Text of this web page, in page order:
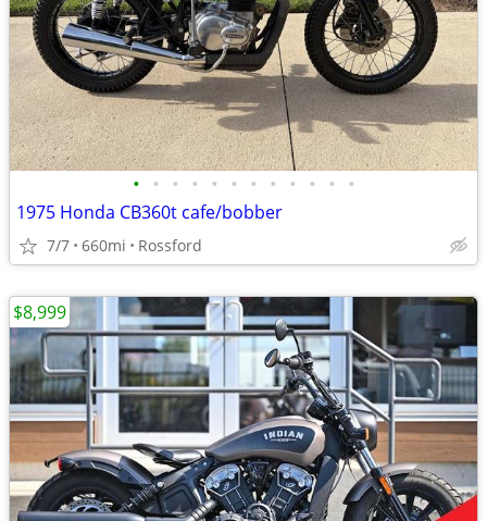
• • • • • • • • • • • •
1975 Honda CB360t cafe/bobber
7/7 660mi Rossford
$8,999